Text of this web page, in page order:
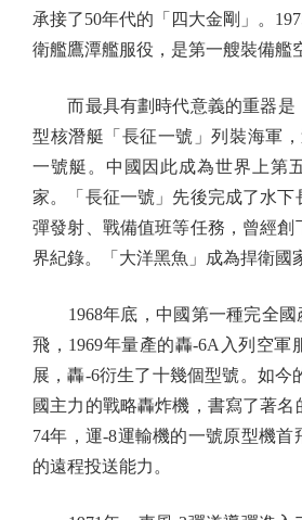
承接了50年代的「四大金剛」。
衛艦鷹潭艦服役，是第一艘裝備艦
而最具有劃時代意義的重器是
型核潛艇「長征一號」列裝海軍
一號艇。中國因此成為世界上第
家。「長征一號」先後完成了水下
彈發射、戰備值班等任務，曾經創
界紀錄。「大洋黑魚」成為捍衛國
1968年底，中國第一種完全國
飛，1969年量產的轟-6A入列空軍
展，轟-6衍生了十幾個型號。如今
國主力的戰略轟炸機，書寫了著名
74年，運-8運輸機的一號原型機首
的遠程投送能力。